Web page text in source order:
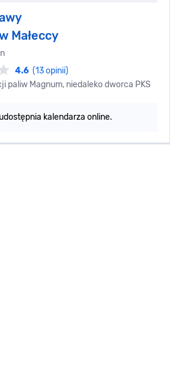
Małeccy
4.6 (13 opinii)
paliw Magnum, niedaleko dworca PKS
kalendarza online.